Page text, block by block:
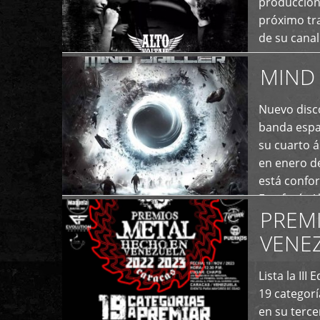
próximo
de su
momento
MIND
Nuevo
banda
su cuarto
en enero
está
Estefanía
+
Lista la III
19
en su
+